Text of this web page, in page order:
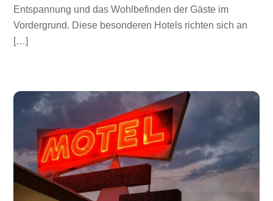
Entspannung und das Wohlbefinden der Gäste im
Vordergrund. Diese besonderen Hotels richten sich an
[…]